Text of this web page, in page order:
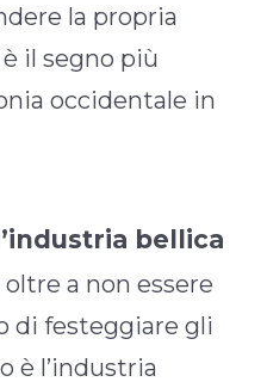
la propria
il segno più
occidentale in
bellica
oltre a non essere
di festeggiare gli
è l’industria